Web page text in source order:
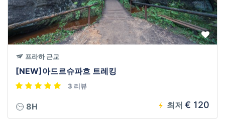
프라하 근교
[NEW]아드르슈파흐 트레킹
3 리뷰
8H 최저 € 120